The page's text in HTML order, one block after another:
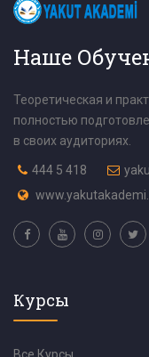
Наше
Теоретическая и
полностью
в своих аудиториях.
444 5 418
Курсы